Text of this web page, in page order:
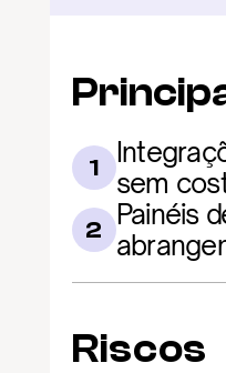
1
sem
2 Painéis
Riscos